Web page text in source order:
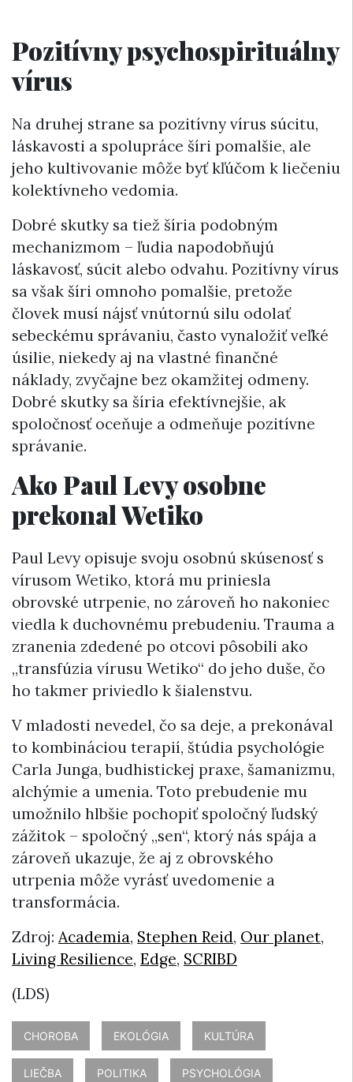
Pozitívny psychospirituálny
vírus
Na druhej strane sa pozitívny vírus súcitu,
láskavosti a spolupráce šíri pomalšie, ale
jeho kultivovanie môže byť kľúčom k liečeniu
kolektívneho vedomia.
Dobré skutky sa tiež šíria podobným
mechanizmom – ľudia napodobňujú
láskavosť, súcit alebo odvahu. Pozitívny vírus
sa však šíri omnoho pomalšie, pretože
človek musí nájsť vnútornú silu odolať
sebeckému správaniu, často vynaložiť veľké
úsilie, niekedy aj na vlastné finančné
náklady, zvyčajne bez okamžitej odmeny.
Dobré skutky sa šíria efektívnejšie, ak
spoločnosť oceňuje a odmeňuje pozitívne
správanie.
Ako Paul Levy osobne
prekonal Wetiko
Paul Levy opisuje svoju osobnú skúsenosť s
vírusom Wetiko, ktorá mu priniesla
obrovské utrpenie, no zároveň ho nakoniec
viedla k duchovnému prebudeniu. Trauma a
zranenia zdedené po otcovi pôsobili ako
„transfúzia vírusu Wetiko“ do jeho duše, čo
ho takmer priviedlo k šialenstvu.
V mladosti nevedel, čo sa deje, a prekonával
to kombináciou terapií, štúdia psychológie
Carla Junga, budhistickej praxe, šamanizmu,
alchýmie a umenia. Toto prebudenie mu
umožnilo hlbšie pochopiť spoločný ľudský
zážitok – spoločný „sen“, ktorý nás spája a
zároveň ukazuje, že aj z obrovského
utrpenia môže vyrásť uvedomenie a
transformácia.
Zdroj: Academia, Stephen Reid, Our planet,
Living Resilience, Edge, SCRIBD
(LDS)
CHOROBA EKOLÓGIA KULTÚRA
LIEČBA POLITIKA PSYCHOLÓGIA